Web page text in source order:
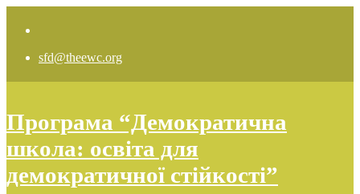
sfd@theewc.org
Програма “Демократична
школа: освіта для
демократичної стійкості”